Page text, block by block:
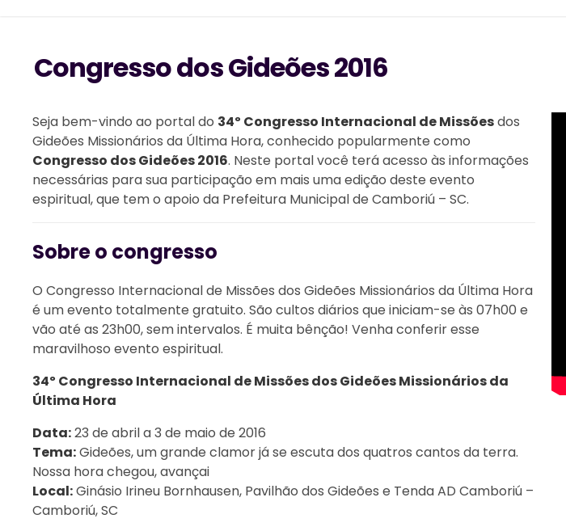
Congresso dos Gideões 2016
Seja bem-vindo ao portal do 34º Congresso Internacional de Missõesdos
Gideões Missionários da Última Hora, conhecido popularmente como
Congresso dos Gideões 2016. Neste portal você terá acesso às informações
necessárias para sua participação em mais uma edição deste evento
espiritual, que tem o apoio da Prefeitura Municipal de Camboriú – SC.
Sobre o congresso
O Congresso Internacional de Missões dos Gideões Missionários da Última Hora
é um evento totalmente gratuito. São cultos diários que iniciam-se às 07h00 e
vão até as 23h00, sem intervalos. É muita bênção! Venha conferir esse
maravilhoso evento espiritual.
34º Congresso Internacional de Missões dos Gideões Missionários da
Última Hora
Data:23 de abril a 3 de maio de 2016
Tema:Gideões, um grande clamor já se escuta dos quatros cantos da terra.
Nossa hora chegou, avançai
Local:Ginásio Irineu Bornhausen, Pavilhão dos Gideões e Tenda AD Camboriú –
Camboriú, SC